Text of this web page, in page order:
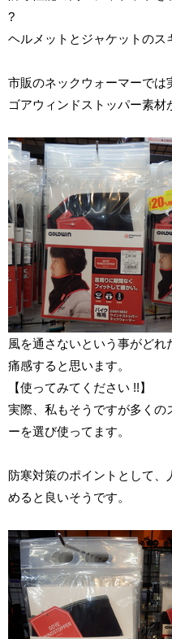
?
ヘルメットとジャケットのス
市販のネックウォーマーでは
ゴアウィンドストッパー素材
風を通さないという事がど
痛感すると思います。
【使ってみてください !!】
実際、私もそうですが多く
ーを選び使ってます。
防寒対策のポイントとして
めると良いそうです。